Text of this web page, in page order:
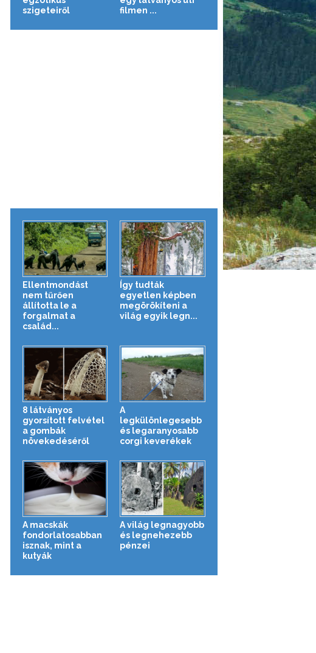
szigeteiről
filmen ...
Ellentmondást
nem tűrően
állította le a
forgalmat a
család...
Így tudták
egyetlen képben
megörökíteni a
világ egyik legn...
8 látványos
gyorsított felvétel
a gombák
növekedéséről
A
legkülönlegesebb
és legaranyosabb
corgi keverékek
A macskák
fondorlatosabban
isznak, mint a
kutyák
A világ legnagyobb
és legnehezebb
pénzei